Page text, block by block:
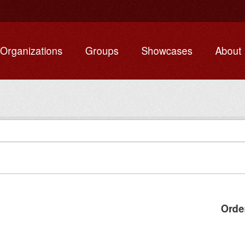
Organizations Groups Showcases About